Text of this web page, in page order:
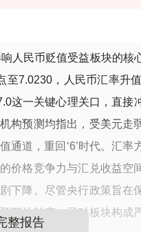
人民币贬值受益板块的核
至7.0230，人民币汇率升
这一关键心理关口，直接
构预测均指出，受美元走
通道，重回‘6’时代。汇率
价格竞争力与汇兑收益空
下降。尽管央行政策旨在
期的转变，已对板块构成
整报告